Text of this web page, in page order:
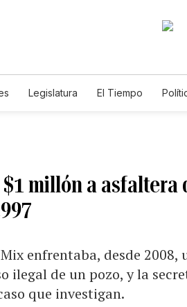
Legislatura El Tiempo
millón a asfaltera
enfrentaba, desde 2008,
ilegal de un pozo, y la
que investigan.